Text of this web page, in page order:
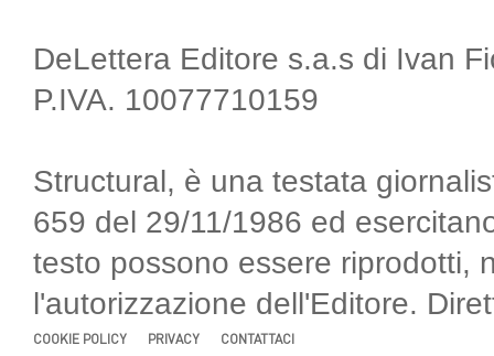
DeLettera Editore s.a.s di Ivan
P.IVA. 10077710159
Structural, è una testata
659 del 29/11/1986 ed
testo possono essere riprodotti,
l'autorizzazione dell'Editore.
COOKIE POLICY PRIVACY CONTATTACI